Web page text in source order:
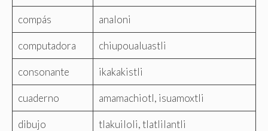
compás analoni
computadora chiupoualuastli
consonante ikakakistli
cuaderno amamachiotl, isuamoxtli
dibujo tlakuiloli, tlatlilantli